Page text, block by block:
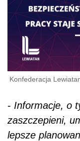
Konfederacja
- Informacje, o
zaszczepieni,
lepsze